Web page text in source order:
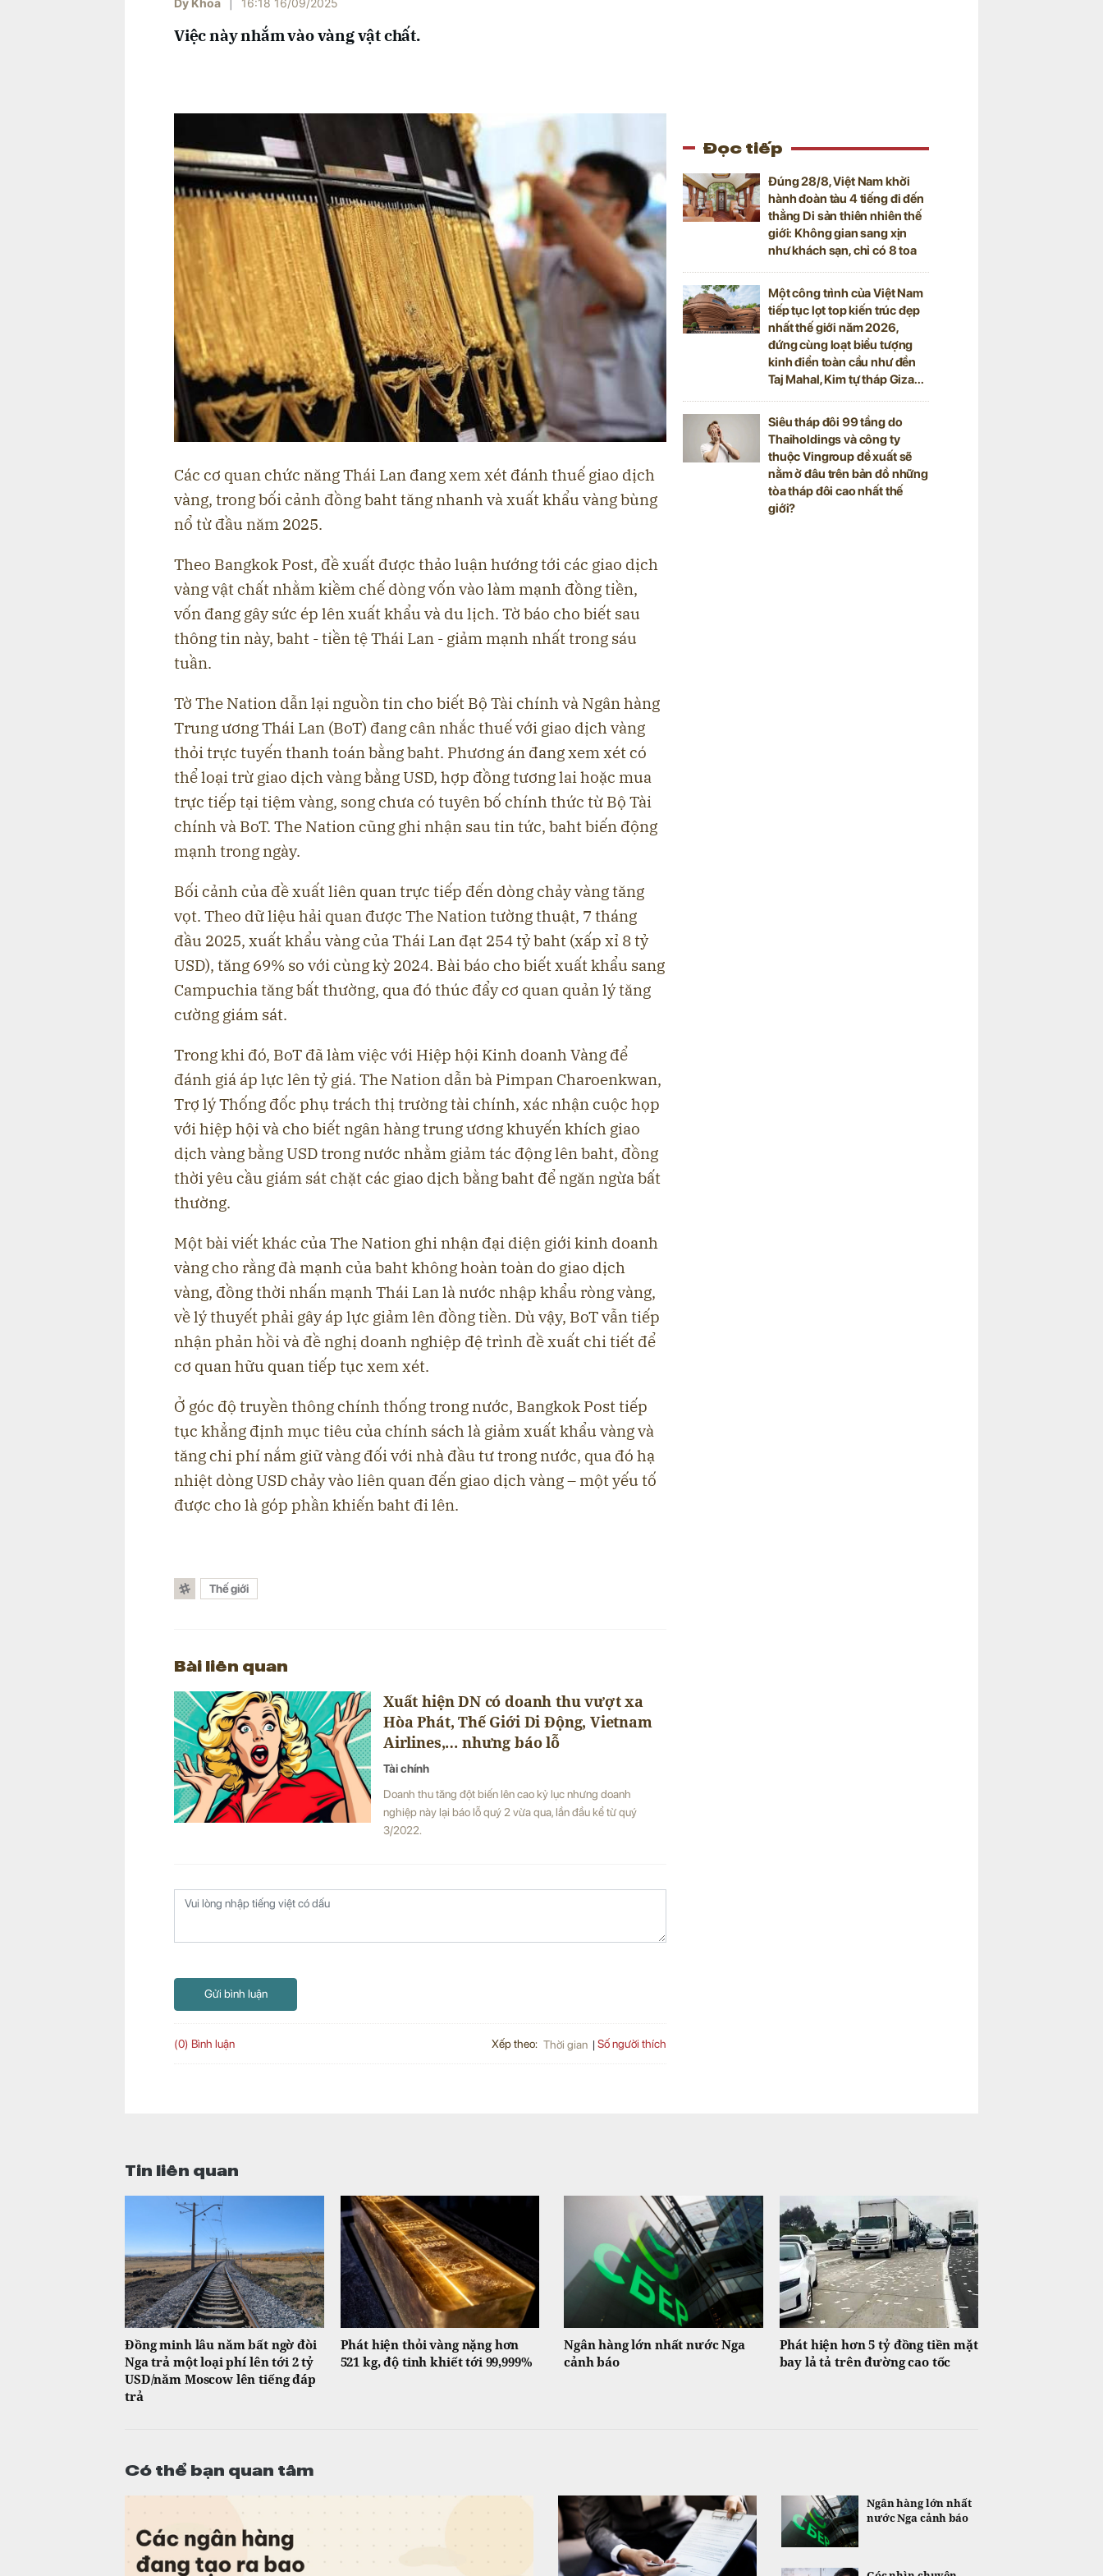
Dy Khoa 16:18 16/09/2025
Việc này nhắm vào vàng vật chất.
Các cơ quan chức năng Thái Lan đang xem xét đánh thuế giao dịch
vàng, trong bối cảnh đồng baht tăng nhanh và xuất khẩu vàng bùng
nổ từ đầu năm 2025.
Theo Bangkok Post, đề xuất được thảo luận hướng tới các giao dịch
vàng vật chất nhằm kiềm chế dòng vốn vào làm mạnh đồng tiền,
vốn đang gây sức ép lên xuất khẩu và du lịch. Tờ báo cho biết sau
thông tin này, baht - tiền tệ Thái Lan - giảm mạnh nhất trong sáu
tuần.
Tờ The Nation dẫn lại nguồn tin cho biết Bộ Tài chính và Ngân hàng
Trung ương Thái Lan (BoT) đang cân nhắc thuế với giao dịch vàng
thỏi trực tuyến thanh toán bằng baht. Phương án đang xem xét có
thể loại trừ giao dịch vàng bằng USD, hợp đồng tương lai hoặc mua
trực tiếp tại tiệm vàng, song chưa có tuyên bố chính thức từ Bộ Tài
chính và BoT. The Nation cũng ghi nhận sau tin tức, baht biến động
mạnh trong ngày.
Bối cảnh của đề xuất liên quan trực tiếp đến dòng chảy vàng tăng
vọt. Theo dữ liệu hải quan được The Nation tường thuật, 7 tháng
đầu 2025, xuất khẩu vàng của Thái Lan đạt 254 tỷ baht (xấp xỉ 8 tỷ
USD), tăng 69% so với cùng kỳ 2024. Bài báo cho biết xuất khẩu sang
Campuchia tăng bất thường, qua đó thúc đẩy cơ quan quản lý tăng
cường giám sát.
Trong khi đó, BoT đã làm việc với Hiệp hội Kinh doanh Vàng để
đánh giá áp lực lên tỷ giá. The Nation dẫn bà Pimpan Charoenkwan,
Trợ lý Thống đốc phụ trách thị trường tài chính, xác nhận cuộc họp
với hiệp hội và cho biết ngân hàng trung ương khuyến khích giao
dịch vàng bằng USD trong nước nhằm giảm tác động lên baht, đồng
thời yêu cầu giám sát chặt các giao dịch bằng baht để ngăn ngừa bất
thường.
Một bài viết khác của The Nation ghi nhận đại diện giới kinh doanh
vàng cho rằng đà mạnh của baht không hoàn toàn do giao dịch
vàng, đồng thời nhấn mạnh Thái Lan là nước nhập khẩu ròng vàng,
về lý thuyết phải gây áp lực giảm lên đồng tiền. Dù vậy, BoT vẫn tiếp
nhận phản hồi và đề nghị doanh nghiệp đệ trình đề xuất chi tiết để
cơ quan hữu quan tiếp tục xem xét.
Ở góc độ truyền thông chính thống trong nước, Bangkok Post tiếp
tục khẳng định mục tiêu của chính sách là giảm xuất khẩu vàng và
tăng chi phí nắm giữ vàng đối với nhà đầu tư trong nước, qua đó hạ
nhiệt dòng USD chảy vào liên quan đến giao dịch vàng – một yếu tố
được cho là góp phần khiến baht đi lên.
Thế giới
Bài liên quan
Xuất hiện DN có doanh thu vượt xa
Hòa Phát, Thế Giới Di Động, Vietnam
Airlines,… nhưng báo lỗ
Tài chính
Doanh thu tăng đột biến lên cao kỷ lục nhưng doanh
nghiệp này lại báo lỗ quý 2 vừa qua, lần đầu kể từ quý
3/2022.
Gửi bình luận
(0) Bình luận Xếp theo: Thời gian Số người thích
Đọc tiếp
Đúng 28/8, Việt Nam khởi
hành đoàn tàu 4 tiếng đi đến
thẳng Di sản thiên nhiên thế
giới: Không gian sang xịn
như khách sạn, chỉ có 8 toa
Một công trình của Việt Nam
tiếp tục lọt top kiến trúc đẹp
nhất thế giới năm 2026,
đứng cùng loạt biểu tượng
kinh điển toàn cầu như đền
Taj Mahal, Kim tự tháp Giza...
Siêu tháp đôi 99 tầng do
Thaiholdings và công ty
thuộc Vingroup đề xuất sẽ
nằm ở đâu trên bản đồ những
tòa tháp đôi cao nhất thế
giới?
Tin liên quan
Đồng minh lâu năm bất ngờ đòi
Nga trả một loại phí lên tới 2 tỷ
USD/năm Moscow lên tiếng đáp
trả
Phát hiện thỏi vàng nặng hơn
521 kg, độ tinh khiết tới 99,999%
Ngân hàng lớn nhất nước Nga
cảnh báo
Phát hiện hơn 5 tỷ đồng tiền mặt
bay lả tả trên đường cao tốc
Có thể bạn quan tâm
Ngân hàng lớn nhất
nước Nga cảnh báo